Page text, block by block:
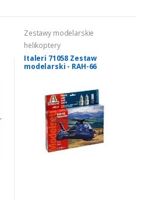
Zestawy modelarskie
helikoptery
Italeri 71058 Zestaw
modelarski - RAH-66